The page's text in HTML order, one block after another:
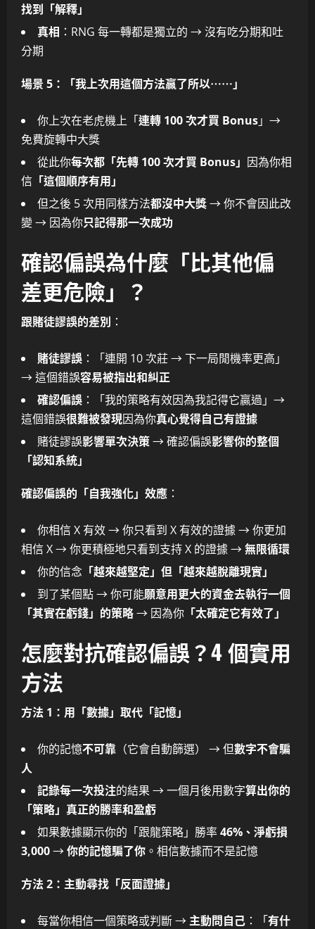
找到「解釋」
真相 ：RNG 每一轉都是獨立的 → 沒有吃分期和吐
分期
場景 5：「我上次用這個方法贏了所以⋯⋯」
你上次在老虎機上「連轉 100 次才買 Bonus」→
免費旋轉中大獎
從此你每次都「先轉 100 次才買 Bonus」 因為你相
信 「這個順序有用」
但之後 5 次用同樣方法都沒中大獎→ 你不會因此改
變 → 因為你只記得那一次成功
確認偏誤為什麼「比其他偏
差更危險」？
跟賭徒謬誤的差別 ：
賭徒謬誤 ：「連開 10 次莊 → 下一局閒機率更高」
→ 這個錯誤容易被指出和糾正
確認偏誤 ：「我的策略有效因為我記得它贏過」→
這個錯誤很難被發現因為你真心覺得自己有證據
賭徒謬誤影響單次決策→ 確認偏誤影響你的整個
「認知系統」
確認偏誤的「自我強化」效應 ：
你相信 X 有效 → 你只看到 X 有效的證據 → 你更加
相信 X → 你更積極地只看到支持 X 的證據 →無限循環
你的信念 「越來越堅定」但「越來越脫離現實」
到了某個點 → 你可能願意用更大的資金去執行一個
「其實在虧錢」的策略→ 因為你 「太確定它有效了」
怎麼對抗確認偏誤？4 個實用
方法
方法 1：用「數據」取代「記憶」
你的記憶不可靠 （它會自動篩選） → 但數字不會騙
人
記錄每一次投注的結果 → 一個月後用數字算出你的
「策略」真正的勝率和盈虧
如果數據顯示你的「跟龍策略」勝率46%、淨虧損
3,000→你的記憶騙了你 。相信數據而不是記憶
方法 2：主動尋找「反面證據」
每當你相信一個策略或判斷 →主動問自己 ：「有什